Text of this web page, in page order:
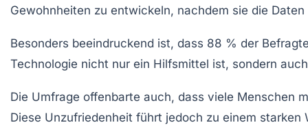
Gewohnheiten zu entwickeln, nachdem sie die
Besonders beeindruckend ist, dass 88 % der
Technologie nicht nur ein Hilfsmittel ist, sondern
Die Umfrage offenbarte auch, dass viele Menschen
Diese Unzufriedenheit führt jedoch zu einem